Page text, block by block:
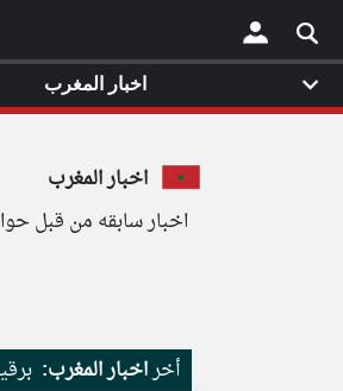
×
اخبار المغرب
اخبار سابقه من قبل حوالي ٤
أخراخبار المغرب:
اخبار المغرب